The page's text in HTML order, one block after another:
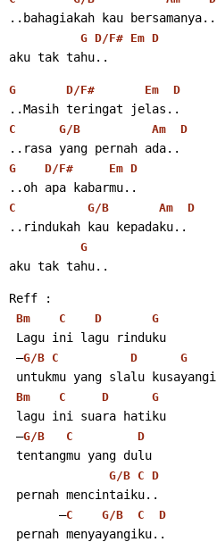
..bahagiakah kau bersamanya..
G D/F# Em D
aku tak tahu..
G D/F# Em D
..Masih teringat jelas..
C G/B Am D
..rasa yang pernah ada..
G D/F# Em D
..oh apa kabarmu..
C G/B Am D
..rindukah kau kepadaku..
G
aku tak tahu..
Reff :
Bm C D G
Lagu ini lagu rinduku
–G/B C D G
untukmu yang slalu kusayangi
Bm C D G
lagu ini suara hatiku
–G/B C D
tentangmu yang dulu
G/B C D
pernah mencintaiku..
–C G/B C D
pernah menyayangiku..